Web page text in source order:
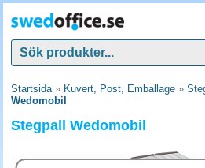
Startsida» Kuvert, Post, Emballage »
Wedomobil
Stegpall Wedomobil